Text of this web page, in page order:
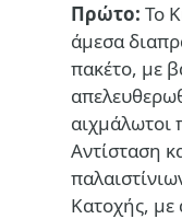
Πρώτο: Το
άμεσα
πακέτο, με
αιχμάλωτοι
Αντίσταση
Κατοχής, με